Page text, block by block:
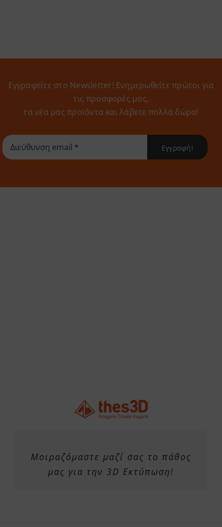
Εγγραφείτε στο Newsletter! Eνημερωθείτε πρώτοι για
τις προσφορές μας,
τα νέα μας προϊόντα και λάβετε πολλά δώρα!
Εγγραφή!
Μοιραζόμαστε μαζί σας το πάθος
μας για την 3D Εκτύπωση!